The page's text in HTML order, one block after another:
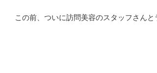
この前、ついに訪問美容のスタッフさん